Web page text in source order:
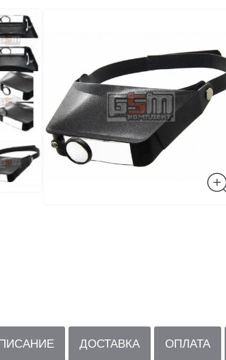
ДОСТАВКА ОПЛАТА